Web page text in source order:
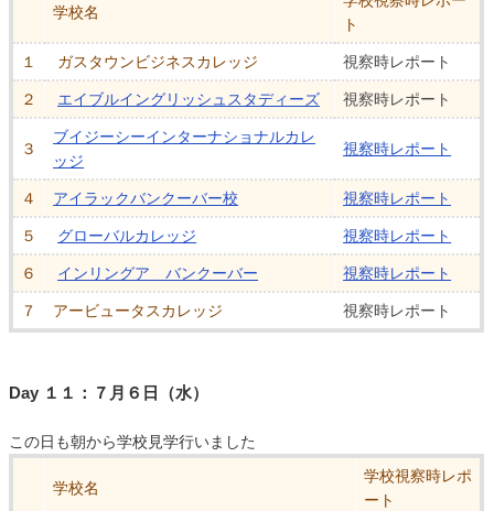
学校名
ト
１ ガスタウンビジネスカレッジ 視察時レポート
２ エイブルイングリッシュスタディーズ 視察時レポート
３
ブイジーシーインターナショナルカレ
ッジ
視察時レポート
４ アイラックバンクーバー校 視察時レポート
５ グローバルカレッジ 視察時レポート
６ インリングア バンクーバー 視察時レポート
７ アービュータスカレッジ 視察時レポート
Day １１：７月６日（水）
この日も朝から学校見学行いました
学校名
学校視察時レポ
ート